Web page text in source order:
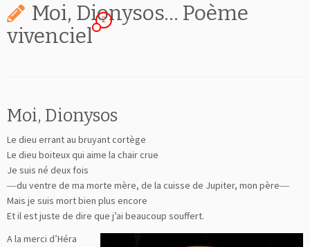
Moi, Dionysos… Poème
vivenciel
2
Moi, Dionysos
Le dieu errant au bruyant cortège
Le dieu boiteux qui aime la chair crue
Je suis né deux fois
―du ventre de ma morte mère, de la cuisse de Jupiter, mon père―
Mais je suis mort bien plus encore
Et il est juste de dire que j’ai beaucoup souffert.
A la merci d’Héra